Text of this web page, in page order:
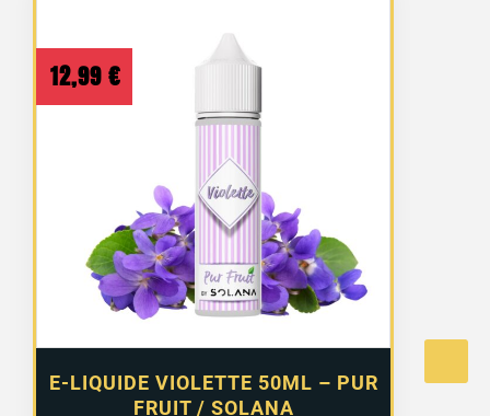
E-LIQUIDE VIOLETTE 50ML – PUR
FRUIT / SOLANA
12,99 €